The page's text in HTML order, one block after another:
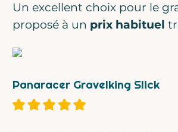
Un excellent choix pour le
proposé à un prix habituel
Panaracer Gravelking Slick